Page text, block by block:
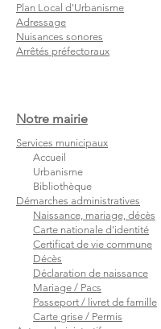
Plan Local d'Urbanisme
Adressage
Nuisances sonores
Arrêtés préfectoraux
Notre mairie
Services municipaux
Accueil
Urbanisme
Bibliothèque
Démarches administratives
Naissance, mariage, décès
Carte nationale d'identité
Certificat de vie commune
Décès
Déclaration de naissance
Mariage / Pacs
Passeport / livret de famille
Carte grise / Permis